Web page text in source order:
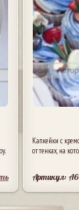
Капкейки с
оттенках, на
Артикул: